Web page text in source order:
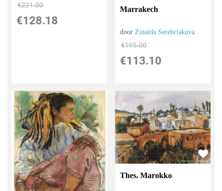
€221.00
€128.18
Marrakech
door Zinaida Serebriakova
€195.00
€113.10
Thes. Marokko